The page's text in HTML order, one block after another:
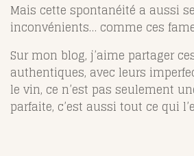
Mais cette spontanéité a aussi
inconvénients… comme ces
Sur mon blog, j’aime partager
authentiques, avec leurs
le vin, ce n’est pas seulement
parfaite, c’est aussi tout ce qui